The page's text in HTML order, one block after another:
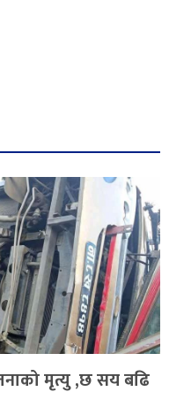
मृत्यु ,छ सय बढि